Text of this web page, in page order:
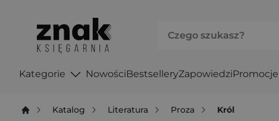
Kategorie NowościBestselleryZapowiedziPromocje
Katalog Literatura Proza Król